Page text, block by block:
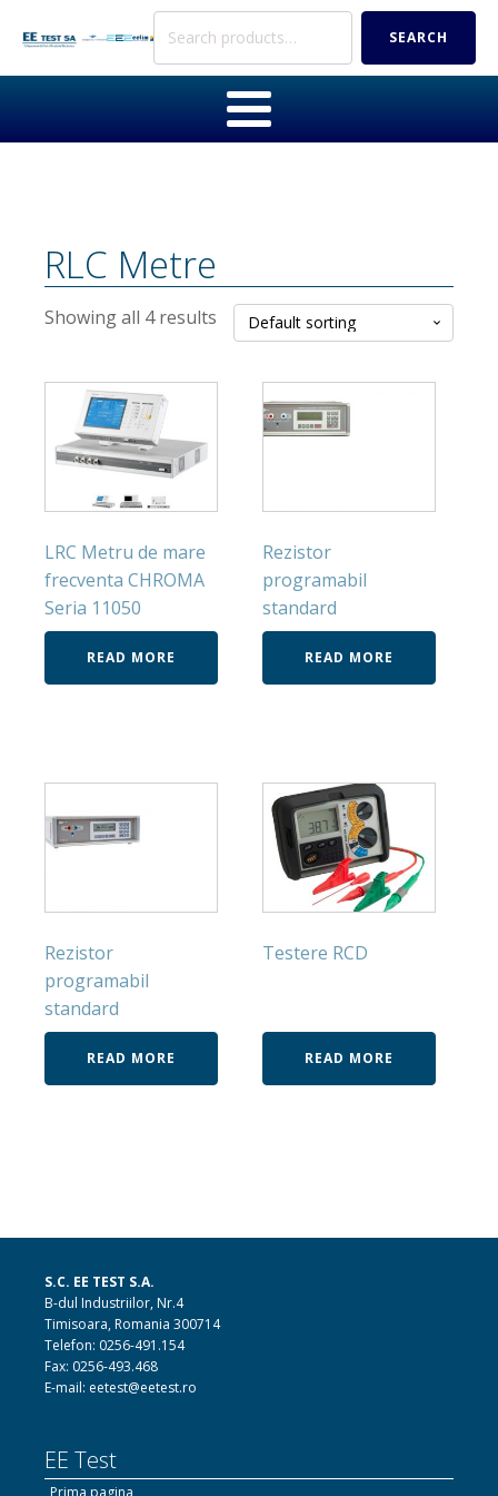
Search
SEARCH
RLC Metre
Showing all 4 results
LRC Metru de mare
frecventa CHROMA
Seria 11050
READ MORE
Rezistor
programabil
standard
READ MORE
Rezistor
programabil
standard
READ MORE
Testere RCD
READ MORE
S.C. EE TEST S.A.
B-dul Industriilor, Nr.4
Timisoara, Romania 300714
Telefon: 0256-491.154
Fax: 0256-493.468
E-mail: eetest@eetest.ro
EE Test